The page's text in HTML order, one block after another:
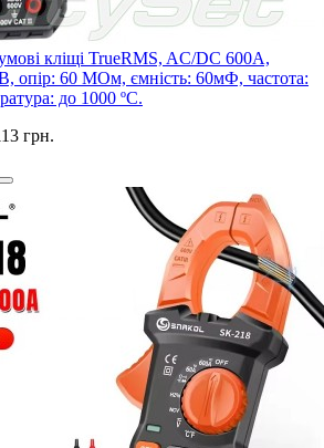
кліщі TrueRMS, AC/DC 600A,
опір: 60 МОм, ємність: 60мФ, частота:
до 1000 ºС.
грн.